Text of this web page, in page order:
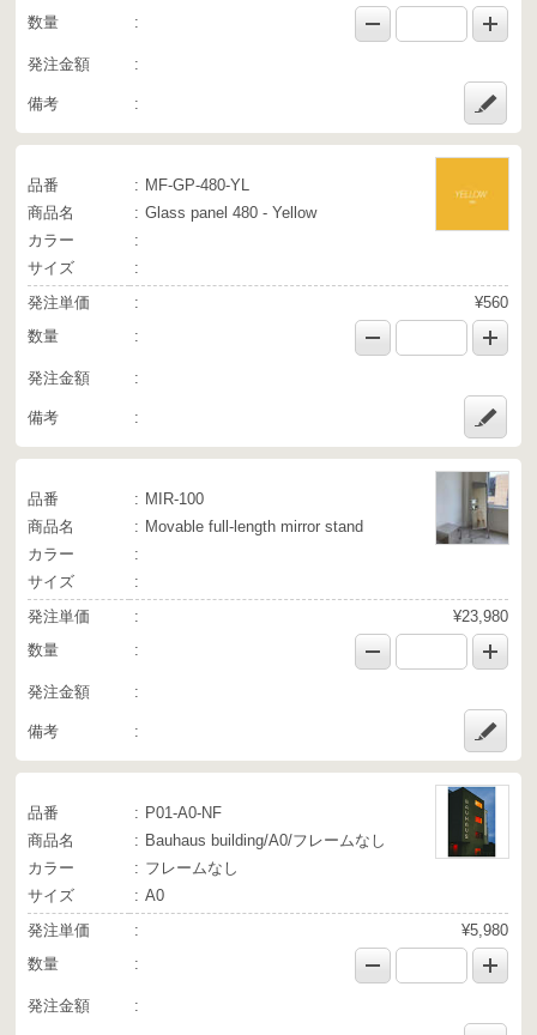
数量
発注金額
備考
品番
MF-GP-480-YL
商品名
Glass panel 480 - Yellow
カラー
サイズ
発注単価
¥560
数量
発注金額
備考
品番
MIR-100
商品名
Movable full-length mirror stand
カラー
サイズ
発注単価
¥23,980
数量
発注金額
備考
品番
P01-A0-NF
商品名
Bauhaus building/A0/フレームなし
カラー
フレームなし
サイズ
A0
発注単価
¥5,980
数量
発注金額